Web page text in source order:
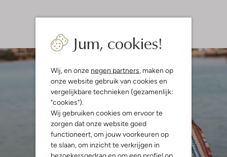
Jum, cookies!
Wij, en onze negen partners , maken op
onze website gebruik van cookies en
vergelijkbare technieken (gezamenlijk:
"cookies").
Wij gebruiken cookies om ervoor te
zorgen dat onze website goed
functioneert, om jouw voorkeuren op
te slaan, om inzicht te verkrijgen in
bezoekersgedrag en om een profiel op